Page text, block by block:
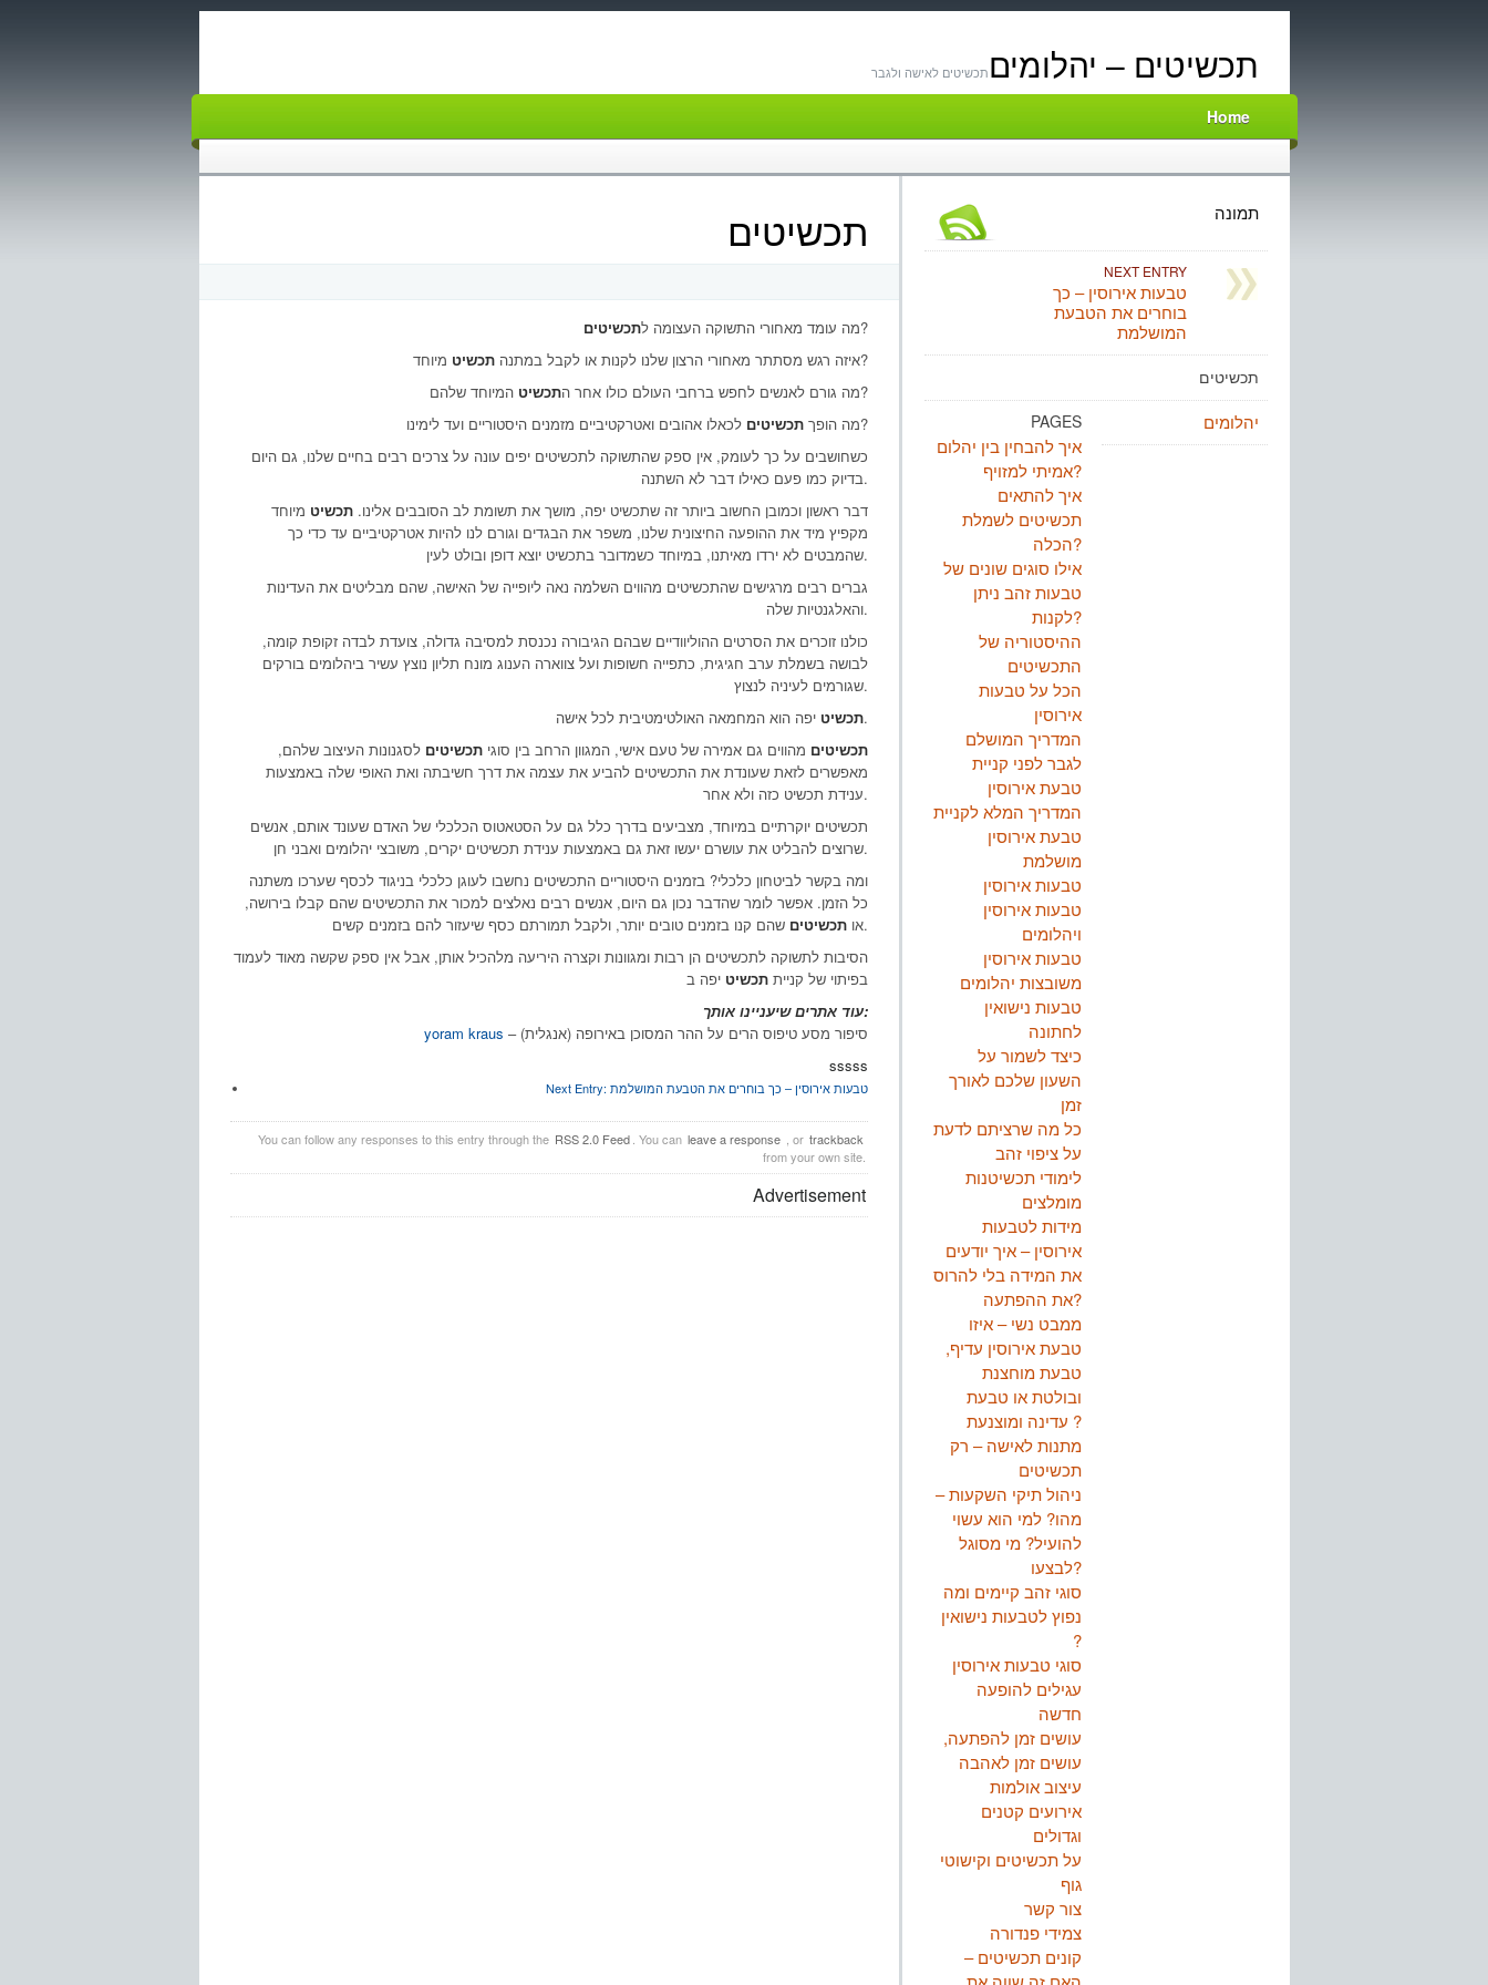
תכשיטים – יהלומיםתכשיטים לאישה ולגבר
Home
תכשיטים
מה עומד מאחורי התשוקה העצומה לתכשיטים
?
איזה רגש מסתתר מאחורי הרצון שלנו לקנות או לקבל במתנהתכשיט
מיוחד?
מה גורם לאנשים לחפש ברחבי העולם כולו אחר התכשיט
המיוחד שלהם?
מה הופךתכשיטים
לכאלו אהובים ואטרקטיביים מזמנים היסטוריים ועד לימינו?
כשחושבים על כך לעומק, אין ספק שהתשוקה לתכשיטים יפים עונה על צרכים רבים בחיים שלנו, גם היום
בדיוק כמו פעם כאילו דבר לא השתנה.
דבר ראשון וכמובן החשוב ביותר זה שתכשיט יפה, מושך את תשומת לב הסובבים אלינו.תכשיט מיוחד
מקפיץ מיד את ההופעה החיצונית שלנו, משפר את הבגדים וגורם לנו להיות אטרקטיביים עד כדי כך
שהמבטים לא ירדו מאיתנו, במיוחד כשמדובר בתכשיט יוצא דופן ובולט לעין.
גברים רבים מרגישים שהתכשיטים מהווים השלמה נאה ליופייה של האישה, שהם מבליטים את העדינות
והאלגנטיות שלה.
כולנו זוכרים את הסרטים ההוליוודיים שבהם הגיבורה נכנסת למסיבה גדולה, צועדת לבדה זקופת קומה,
לבושה בשמלת ערב חגיגית, כתפייה חשופות ועל צווארה הענוג מונח תליון נוצץ עשיר ביהלומים בורקים
שגורמים לעיניה לנצוץ.
תכשיטיפה הוא המחמאה האולטימטיבית לכל אישה.
תכשיטים מהווים גם אמירה של טעם אישי, המגוון הרחב בין סוגיתכשיטים לסגנונות העיצוב שלהם,
מאפשרים לזאת שעונדת את התכשיטים להביע את עצמה את דרך חשיבתה ואת האופי שלה באמצעות
ענידת תכשיט כזה ולא אחר.
תכשיטים יוקרתיים במיוחד, מצביעים בדרך כלל גם על הסטאטוס הכלכלי של האדם שעונד אותם, אנשים
שרוצים להבליט את עושרם יעשו זאת גם באמצעות ענידת תכשיטים יקרים, משובצי יהלומים ואבני חן.
ומה בקשר לביטחון כלכלי? בזמנים היסטוריים התכשיטים נחשבו לעוגן כלכלי בניגוד לכסף שערכו משתנה
כל הזמן. אפשר לומר שהדבר נכון גם היום, אנשים רבים נאלצים למכור את התכשיטים שהם קבלו בירושה,
אותכשיטים
שהם קנו בזמנים טובים יותר, ולקבל תמורתם כסף שיעזור להם בזמנים קשים.
הסיבות לתשוקה לתכשיטים הן רבות ומגוונות וקצרה היריעה מלהכיל אותן, אבל אין ספק שקשה מאוד לעמוד
בפיתוי של קנייתתכשיטיפה ב
עוד אתרים שיעניינו אותך:
yoram kraus
– (סיפור מסע טיפוס הרים על ההר המסוכן באירופה (אנגלית
sssss
Next Entry: טבעות אירוסין – כך בוחרים את הטבעת המושלמת
You can follow any responses to this entry through the RSS 2.0 Feed . You can leave a response , or trackback
from your own site.
Advertisement
תמונה
NEXT ENTRY
טבעות אירוסין – כך
בוחרים את הטבעת
המושלמת
תכשיטים
יהלומים PAGES
איך להבחין בין יהלום
אמיתי למזויף?
איך להתאים
תכשיטים לשמלת
הכלה?
אילו סוגים שונים של
טבעות זהב ניתן
לקנות?
ההיסטוריה של
התכשיטים
הכל על טבעות
אירוסין
המדריך המושלם
לגבר לפני קניית
טבעת אירוסין
המדריך המלא לקניית
טבעת אירוסין
מושלמת
טבעות אירוסין
טבעות אירוסין
ויהלומים
טבעות אירוסין
משובצות יהלומים
טבעות נישואין
לחתונה
כיצד לשמור על
השעון שלכם לאורך
זמן
כל מה שרציתם לדעת
על ציפוי זהב
לימודי תכשיטנות
מומלצים
מידות לטבעות
אירוסין – איך יודעים
את המידה בלי להרוס
את ההפתעה?
ממבט נשי – איזו
טבעת אירוסין עדיף,
טבעת מוחצנת
ובולטת או טבעת
עדינה ומוצנעת ?
מתנות לאישה – רק
תכשיטים
ניהול תיקי השקעות –
מהו? למי הוא עשוי
להועיל? מי מסוגל
לבצעו?
סוגי זהב קיימים ומה
נפוץ לטבעות נישואין
?
סוגי טבעות אירוסין
עגילים להופעה
חדשה
עושים זמן להפתעה,
עושים זמן לאהבה
עיצוב אולמות
אירועים קטנים
וגדולים
על תכשיטים וקישוטי
גוף
צור קשר
צמידי פנדורה
קונים תכשיטים –